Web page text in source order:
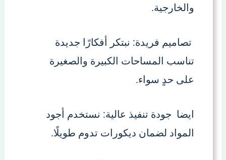
والخارجية.
تصاميم فريدة: نبتكر أفكارًا جديدة
تناسب المساحات الكبيرة والصغيرة
على حدٍ سواء.
ايضا جودة تنفيذ عالية: نستخدم أجود
المواد لضمان ديكورات تدوم طويلًا.